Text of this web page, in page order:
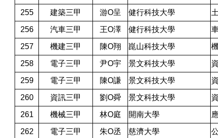
255 建築三甲 游O呈 健行科技大學
256 汽車三甲 王O澤 健行科技大學
257 機建三甲 陳O翔 崑山科技大學
258 電子三甲 尹O宇 景文科技大學
259 電子三甲 陳O謙 景文科技大學
260 資訊三甲 劉O舜 景文科技大學
261 機械三甲 林O庭 開南大學
262 電子三甲 朱O丞 慈濟大學